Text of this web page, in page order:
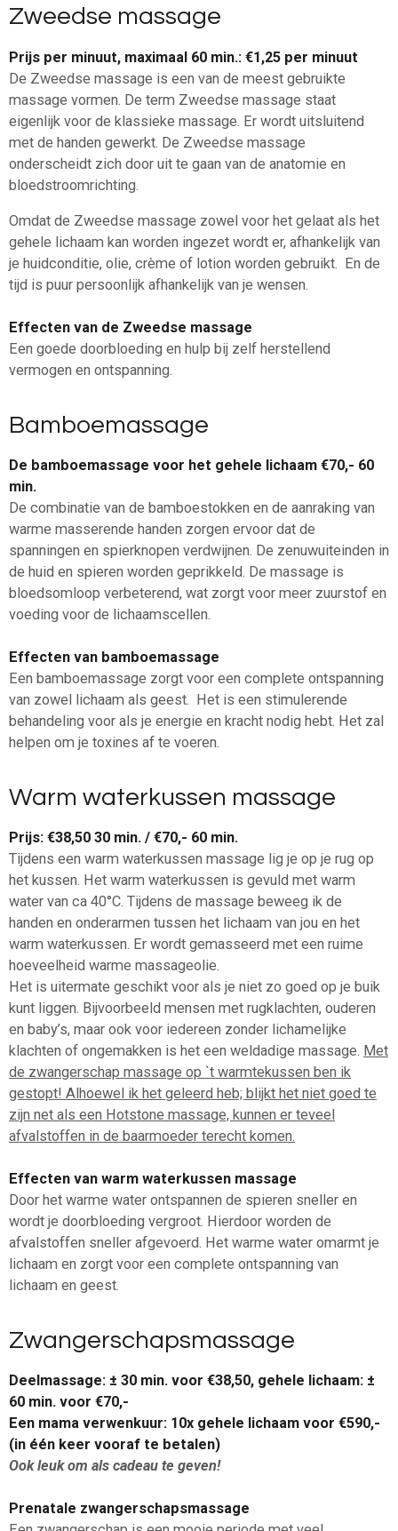
Zweedse massage
Prijs per minuut, maximaal 60 min.: €1,25 per minuut
De Zweedse massage is een van de meest gebruikte
massage vormen. De term Zweedse massage staat
eigenlijk voor de klassieke massage. Er wordt uitsluitend
met de handen gewerkt. De Zweedse massage
onderscheidt zich door uit te gaan van de anatomie en
bloedstroomrichting.
Omdat de Zweedse massage zowel voor het gelaat als het
gehele lichaam kan worden ingezet wordt er, afhankelijk van
je huidconditie, olie, crème of lotion worden gebruikt. En de
tijd is puur persoonlijk afhankelijk van je wensen.
Effecten van de Zweedse massage
Een goede doorbloeding en hulp bij zelf herstellend
vermogen en ontspanning.
Bamboemassage
De bamboemassage voor het gehele lichaam €70,- 60
min.
De combinatie van de bamboestokken en de aanraking van
warme masserende handen zorgen ervoor dat de
spanningen en spierknopen verdwijnen. De zenuwuiteinden in
de huid en spieren worden geprikkeld. De massage is
bloedsomloop verbeterend, wat zorgt voor meer zuurstof en
voeding voor de lichaamscellen.
Effecten van bamboemassage
Een bamboemassage zorgt voor een complete ontspanning
van zowel lichaam als geest. Het is een stimulerende
behandeling voor als je energie en kracht nodig hebt. Het zal
helpen om je toxines af te voeren.
Warm waterkussen massage
Prijs: €38,50 30 min. / €70,- 60 min.
Tijdens een warm waterkussen massage lig je op je rug op
het kussen. Het warm waterkussen is gevuld met warm
water van ca 40°C. Tijdens de massage beweeg ik de
handen en onderarmen tussen het lichaam van jou en het
warm waterkussen. Er wordt gemasseerd met een ruime
hoeveelheid warme massageolie.
Het is uitermate geschikt voor als je niet zo goed op je buik
kunt liggen. Bijvoorbeeld mensen met rugklachten, ouderen
en baby’s, maar ook voor iedereen zonder lichamelijke
klachten of ongemakken is het een weldadige massage. Met
de zwangerschap massage op `t warmtekussen ben ik
gestopt! Alhoewel ik het geleerd heb; blijkt het niet goed te
zijn net als een Hotstone massage, kunnen er teveel
afvalstoffen in de baarmoeder terecht komen.
Effecten van warm waterkussen massage
Door het warme water ontspannen de spieren sneller en
wordt je doorbloeding vergroot. Hierdoor worden de
afvalstoffen sneller afgevoerd. Het warme water omarmt je
lichaam en zorgt voor een complete ontspanning van
lichaam en geest.
Zwangerschapsmassage
Deelmassage: ± 30 min. voor €38,50, gehele lichaam: ±
60 min. voor €70,-
Een mama verwenkuur: 10x gehele lichaam voor €590,-
(in één keer vooraf te betalen)
Ook leuk om als cadeau te geven!
Prenatale zwangerschapsmassage